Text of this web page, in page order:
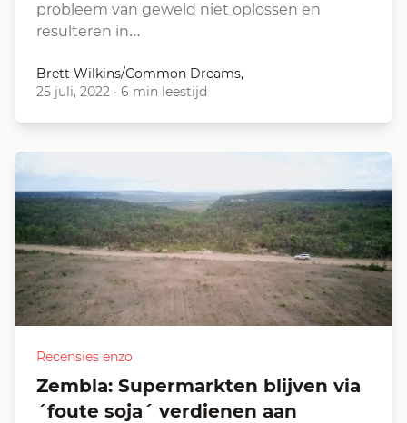
probleem van geweld niet oplossen en
resulteren in…
Brett Wilkins/Common Dreams,
25 juli, 2022 · 6 min leestijd
Recensies enzo
Zembla: Supermarkten blijven via
´foute soja´ verdienen aan